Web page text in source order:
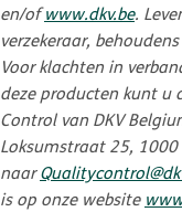
en/ofwww.dkv.be.
verzekeraar,
Voor klachten in
deze producten kunt u
Control van DKV
Loksumstraat 25,
naar
is op onze website